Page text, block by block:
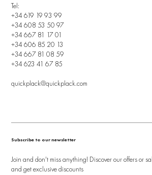
Tel:
+34 619 19 93 99
+34 608 53 50 97
+34 667 81 17 01
+34 606 85 20 13
+34 667 81 08 59
+34 623 41 67 85
quickplack@quickplack.com
Subscribe to our newsletter
Join and don't miss anything! Discover our offers or
and get exclusive discounts